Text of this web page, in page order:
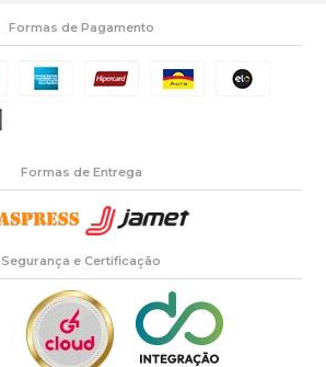
Formas de Pagamento
Formas de Entrega
Segurança e Certificação